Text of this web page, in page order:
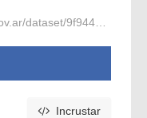
a678-10133aacd83b/download/2023-06-01-s-ordinaria-7-vt.pdf
Incrustar